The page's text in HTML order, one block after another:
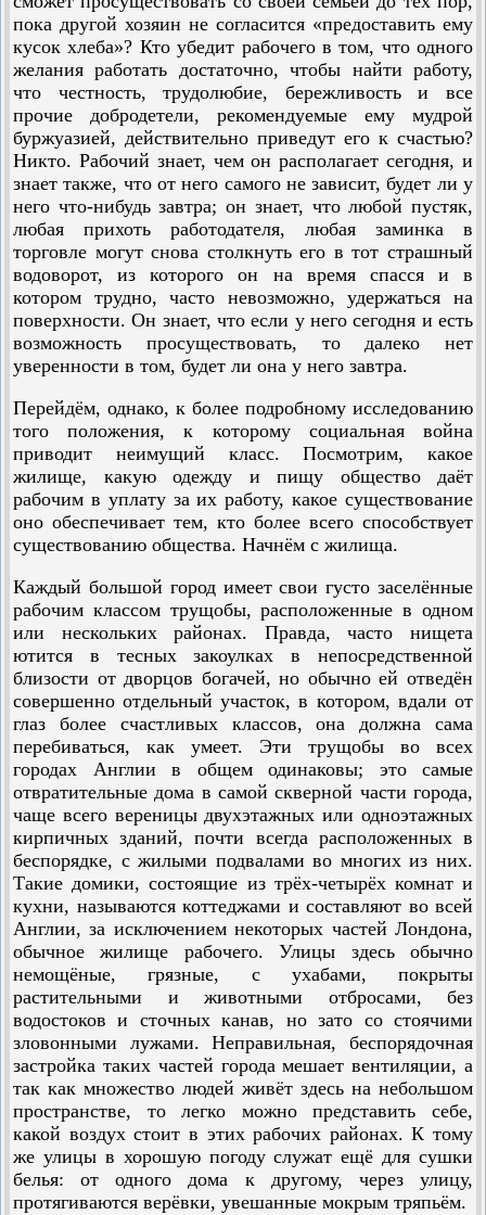
пока другой хозяин не согласится «предоставить ему
кусок хлеба»? Кто убедит рабочего в том, что одного
желания работать достаточно, чтобы найти работу,
что честность, трудолюбие, бережливость и все
прочие добродетели, рекомендуемые ему мудрой
буржуазией, действительно приведут его к счастью?
Никто. Рабочий знает, чем он располагает сегодня, и
знает также, что от него самого не зависит, будет ли у
него что-нибудь завтра; он знает, что любой пустяк,
любая прихоть работо­дателя, любая заминка в
торговле могут снова столкнуть его в тот страшный
водоворот, из которого он на время спасся и в
котором трудно, часто невозможно, удержаться на
поверхности. Он знает, что если у него сегодня и есть
возможность просуществовать, то далеко нет
уверенности в том, будет ли она у него завтра.
Перейдём, однако, к более подробному исследованию
того положения, к которому социальная война
приводит неимущий класс. Посмотрим, какое
жилище, какую одежду и пищу общество даёт
рабочим в уплату за их работу, какое существование
оно обеспечивает тем, кто более всего способствует
существованию общества. Начнём с жилища.
Каждый большой город имеет свои густо заселённые
рабочим классом трущобы, расположенные в одном
или нескольких районах. Правда, часто нищета
ютится в тесных закоулках в непосредственной
близости от дворцов богачей, но обычно ей отведён
совершенно отдельный участок, в котором, вдали от
глаз более счастливых классов, она должна сама
перебиваться, как умеет. Эти трущобы во всех
городах Англии в общем одинаковы; это самые
отвратительные дома в самой скверной части города,
чаще всего вереницы двухэтажных или одно­этажных
кирпичных зданий, почти всегда расположенных в
беспорядке, с жилыми подвалами во многих из них.
Такие домики, состоящие из трёх-четырёх комнат и
кухни, называются коттеджами и составляют во всей
Англии, за исключением некоторых частей Лондона,
обычное жилище рабочего. Улицы здесь обычно
немощёные, грязные, с ухабами, покрыты
растительными и животными отбросами, без
водостоков и сточных канав, но зато со стоячими
зловонными лужами. Неправильная, беспорядочная
застройка таких частей города мешает вентиляции, а
так как множество людей живёт здесь на небольшом
пространстве, то легко можно представить себе,
какой воздух стоит в этих рабочих районах. К тому
же улицы в хорошую погоду служат ещё для сушки
белья: от одного дома к другому, через улицу,
протягиваются верёвки, увешанные мокрым тряпьём.